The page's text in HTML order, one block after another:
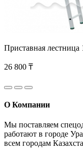
Приставная лестница
26 800 ₸
О Компании
Мы поставляем
работают в городе
всем городам